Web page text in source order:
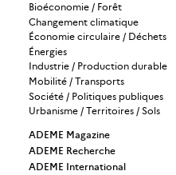
Bioéconomie / Forêt
Changement climatique
Économie circulaire / Déchets
Énergies
Industrie / Production durable
Mobilité / Transports
Société / Politiques publiques
Urbanisme / Territoires / Sols
ADEME Magazine
ADEME Recherche
ADEME International